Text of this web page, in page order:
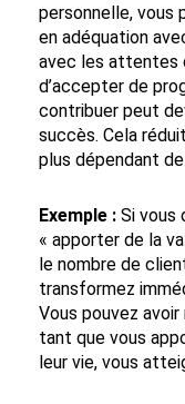
personnelle, vous
en adéquation
avec les attentes
d’accepter de
contribuer peut
succès. Cela
plus dépendant
Exemple : Si vous
« apporter de la
le nombre de
transformez
Vous pouvez
tant que vous
leur vie, vous